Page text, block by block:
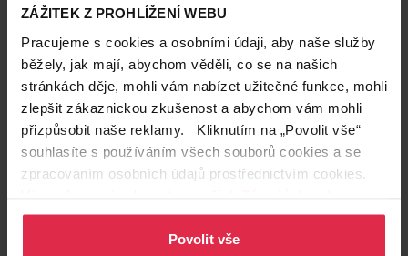
ZÁŽITEK Z PROHLÍŽENÍ WEBU
Pracujeme s cookies a osobními údaji, aby naše služby
běžely, jak mají, abychom věděli, co se na našich
stránkách děje, mohli vám nabízet užitečné funkce, mohli
zlepšit zákaznickou zkušenost a abychom vám mohli
přizpůsobit naše reklamy. Kliknutím na „Povolit vše“
souhlasíte s používáním všech souborů cookies a se
zpracováním osobních údajů prostřednictvím cookies.
osobních údajů.
Povolit vše
Zákazníci také často nakupují